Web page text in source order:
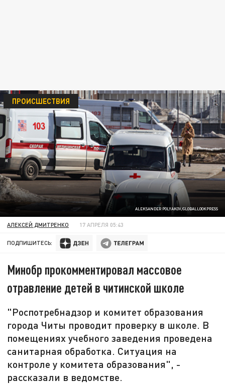
ALEKSANDER POLYAKOV/GLOBALLOOKPRESS
ПРОИСШЕСТВИЯ
АЛЕКСЕЙ ДМИТРЕНКО 17 АПРЕЛЯ 05:43
ПОДПИШИТЕСЬ:
Минобр прокомментировал массовое
отравление детей в читинской школе
"Роспотребнадзор и комитет образования
города Читы проводит проверку в школе. В
помещениях учебного заведения проведена
санитарная обработка. Ситуация на
контроле у комитета образования", -
рассказали в ведомстве.